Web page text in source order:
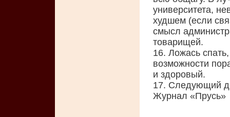
университета,
худшем (если
смысл
товарищей.
16. Ложась
возможности
и здоровый.
17. Следующий
Журнал «Прусь»